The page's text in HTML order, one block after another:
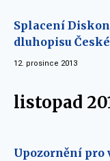
Splacení
dluhopisu
12. prosince 2013
listopad
Upozornění